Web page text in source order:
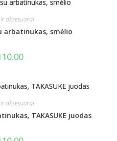
aksesuarai
arbatinukas, smėlio
aksesuarai
TAKASUKE juodas